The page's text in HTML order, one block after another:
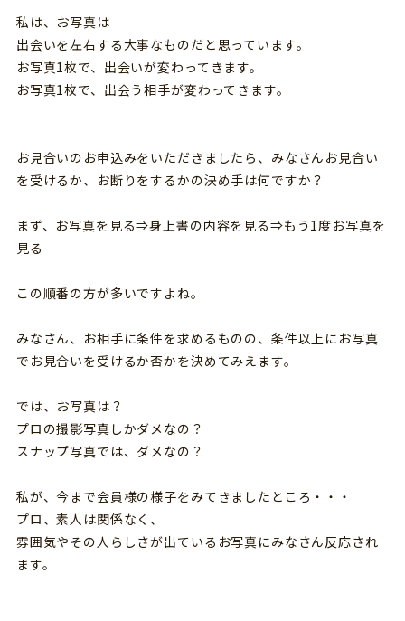
私は、お写真は
出会いを左右する大事なものだと思っています。
お写真1枚で、出会いが変わってきます。
お写真1枚で、出会う相手が変わってきます。
お見合いのお申込みをいただきましたら、みなさんお見合い
を受けるか、お断りをするかの決め手は何ですか？
まず、お写真を見る⇒身上書の内容を見る⇒もう1度お写真を
見る
この順番の方が多いですよね。
みなさん、お相手に条件を求めるものの、条件以上にお写真
でお見合いを受けるか否かを決めてみえます。
では、お写真は？
プロの撮影写真しかダメなの？
スナップ写真では、ダメなの？
私が、今まで会員様の様子をみてきましたところ・・・
プロ、素人は関係なく、
雰囲気やその人らしさが出ているお写真にみなさん反応され
ます。